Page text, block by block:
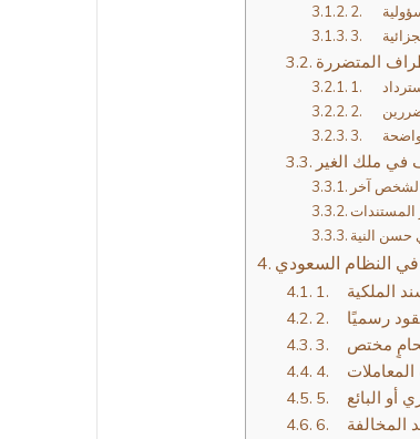
المتضررة
واضحة
في ملك الغير
في النظام السعودي
الملكية
رسميًا
مختص
المعاملات
أو البائع
المخالفة